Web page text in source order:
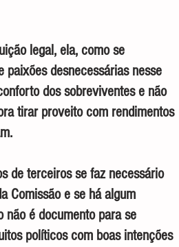
legal, ela, como se
desnecessárias nesse
dos sobreviventes e não
tirar proveito com rendimentos
de terceiros se faz necessário
Comissão e se há algum
não é documento para se
políticos com boas intenções